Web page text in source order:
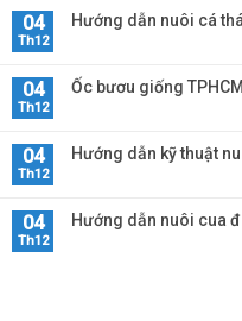
04
Th12
Hướng dẫn nuôi cá
04
Th12
Ốc bươu giống TPHCM
04
Th12
Hướng dẫn kỹ thuật
04
Th12
Hướng dẫn nuôi cua